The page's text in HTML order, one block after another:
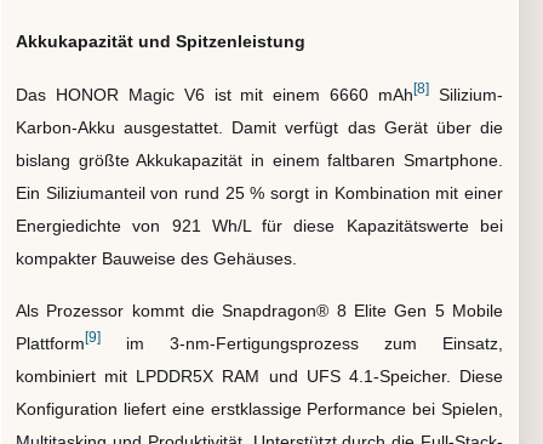
Akkukapazität und Spitzenleistung
Das HONOR Magic V6 ist mit einem 6660 mAh[8]
Silizium-
Karbon-Akku ausgestattet. Damit verfügt das Gerät über die
bislang größte Akkukapazität in einem faltbaren Smartphone.
Ein Siliziumanteil von rund 25 % sorgt in Kombination mit einer
Energiedichte von 921 Wh/L für diese Kapazitätswerte bei
kompakter Bauweise des Gehäuses.
Als Prozessor kommt die Snapdragon® 8 Elite Gen 5 Mobile
Plattform [9]
im 3-nm-Fertigungsprozess zum Einsatz,
kombiniert mit LPDDR5X RAM und UFS 4.1-Speicher. Diese
Konfiguration liefert eine erstklassige Performance bei Spielen,